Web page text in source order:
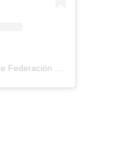
Una publicación compartida de Federación Montañismo Tenerife (@federacion_montanismo_tenerife)